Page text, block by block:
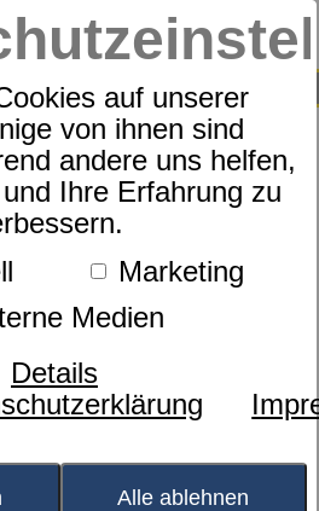
auf unserer
von ihnen sind
andere uns helfen,
Ihre Erfahrung zu
Marketing
Medien
Details
Alle ablehnen
SUCHE
0